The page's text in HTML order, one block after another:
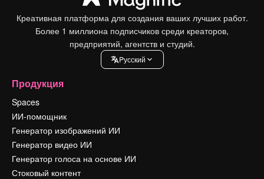
Креативная платформа для создания ваших лучших работ.
Более 1 миллиона подписчиков среди креаторов,
предприятий, агентств и студий.
Pусский
Продукция
Spaces
ИИ-помощник
Генератор изображений ИИ
Генератор видео ИИ
Генератор голоса на основе ИИ
Стоковый контент